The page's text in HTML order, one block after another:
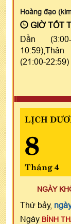
Hoàng đạo
GIỜ TỐT
Dần
10:59),Thân
(21:00-22:59)
LỊCH
8
Tháng 4
NGÀY
Thứ bảy,
Ngày BÍNH